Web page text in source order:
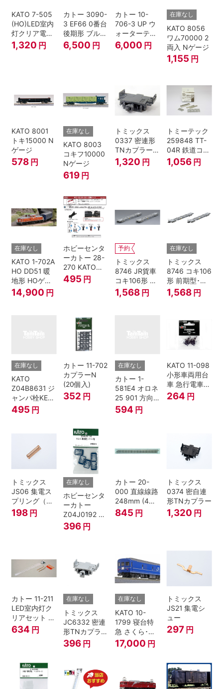
KATO 7-505
(HO)LED室内
灯クリア電球
色
1,320 円
カトー 3090-
3 EF66 0番台
後期形 ブルー
トレイン牽引
機
6,500 円
カトー 10-
706-3 UP ウ
ォーターテン
ダー 2両入
6,000 円
在庫なし
KATO 8056
ワム70000 2
両入 Nゲージ
1,155 円
KATO 8001
トキ15000 N
ゲージ
578 円
在庫なし
KATO 8003
コキフ10000
Nゲージ
619 円
トミックス
0337 密連形
TNカプラー
(6個入・SPタ
イプ)
1,320 円
トミーテック
259848 TT-
04R 鉄道コレ
クション
1,056 円
在庫なし
KATO 1-702A
HO DD51 暖
地形 HOゲー
ジ
14,900 円
ホビーセンタ
ーカトー 28-
270 KATOナ
ックルカプラ
ー 黒 センタ
495 円
予約
トミックス
8746 JR貨車
コキ106形 前
期型･新塗装･
コンテナな
1,568 円
在庫なし
トミックス
8746 コキ106
形 前期型･新
塗装･コンテ
ナなし･2両セ
1,568 円
在庫なし
KATO
Z04B8631 ジ
ャンパ栓KE76
濃青 ランナー
495 円
カトー 11-702
カプラーN
(20個入)
352 円
在庫なし
カトー 1-
581E4 オロネ
25 901 方向
幕 4両分
594 円
KATO 11-098
小形車両用台
車 急行電車1
Bトレインシ
ョーティー 対
264 円
トミックス
JS06 集電ス
プリング（Ｌ
=7.5mm・4個
入） 鉄道模型
198 円
在庫なし
ホビーセンタ
ーカトー
Z04J0192 ク
モハ115 横須
賀色 ジャンパ
396 円
カトー 20-
000 直線線路
248mm (4本
入) Nゲージ
845 円
トミックス
0374 密自連
形TNカプラー
1,320 円
カトー 11-211
LED室内灯ク
リアセット N
ゲージ
634 円
在庫なし
トミックス
JC6332 密連
形TNカプラー
(SPグレー電
連付・211系)
396 円
在庫なし
KATO 10-
1799 寝台特
急 さくら･は
やぶさ/富士
24系 9両セッ
17,000 円
トミックス
JS21 集電シ
ュー
297 円